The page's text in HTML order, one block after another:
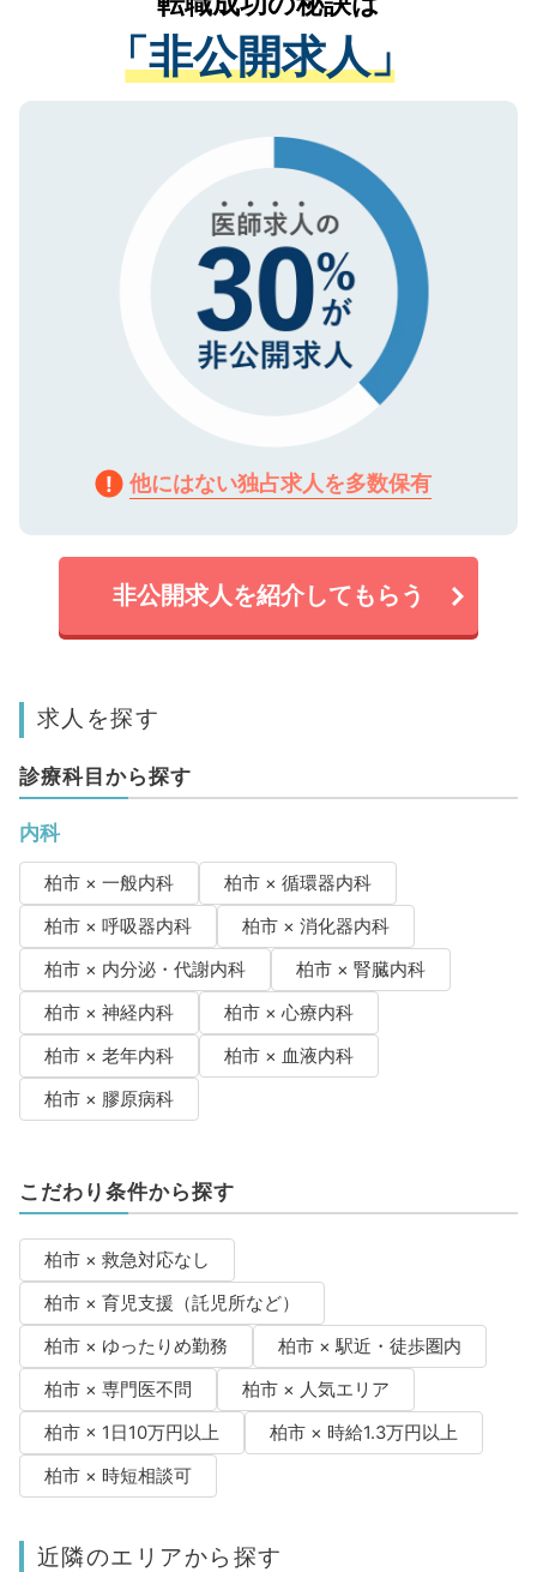
管理基準を満たした事業者のみに付与され
る、プライバシーマークを取得済みです。
で、機密保持に関してもご安心ください。
経験をまじえながら、適切なアドバイスを
させていただきます。すぐにご転職をされ
ない方には、長期的なサポートが可能です
ので、まずはご登録ください。
「非公開求人」
他にはない独占求人を多数保有
非公開求人を紹介してもらう
求人を探す
診療科目から探す
内科
柏市 × 一般内科
柏市 × 循環器内科
柏市 × 呼吸器内科
柏市 × 消化器内科
柏市 × 内分泌・代謝内科
柏市 × 腎臓内科
柏市 × 神経内科
柏市 × 心療内科
柏市 × 老年内科
柏市 × 血液内科
柏市 × 膠原病科
こだわり条件から探す
柏市 × 救急対応なし
柏市 × 育児支援（託児所など）
柏市 × ゆったりめ勤務
柏市 × 駅近・徒歩圏内
柏市 × 専門医不問
柏市 × 人気エリア
柏市 × 1日10万円以上
柏市 × 時給1.3万円以上
柏市 × 時短相談可
近隣のエリアから探す